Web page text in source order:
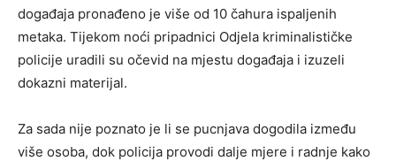
događaja pronađeno je više od 10 čahura ispaljenih
metaka. Tijekom noći pripadnici Odjela kriminalističke
policije uradili su očevid na mjestu događaja i izuzeli
dokazni materijal.
Za sada nije poznato je li se pucnjava dogodila između
više osoba, dok policija provodi dalje mjere i radnje kako